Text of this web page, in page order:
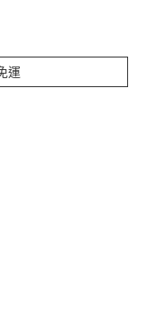
運